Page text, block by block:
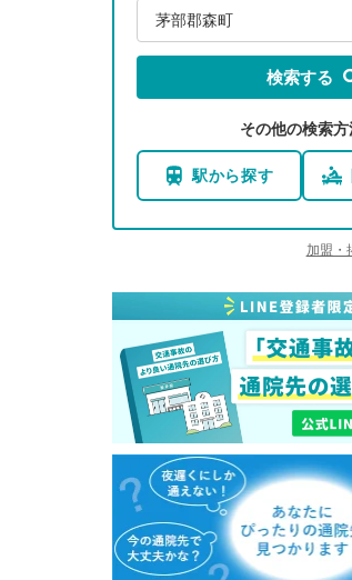
茅部郡森町
検索する
その他の検索方
駅から探す
加盟・